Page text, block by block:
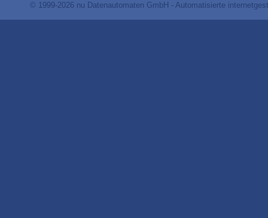
© 1999-2026 nu Datenautomaten GmbH - Automatisierte